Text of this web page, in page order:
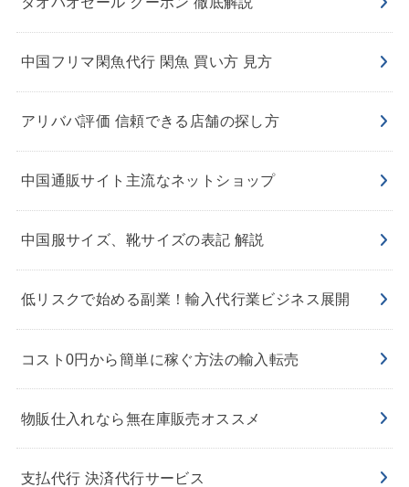
中国フリマ閑魚代行 閑魚 買い方 見方
アリババ評価 信頼できる店舗の探し方
中国通販サイト主流なネットショップ
中国服サイズ、靴サイズの表記 解説
低リスクで始める副業！輸入代行業ビジネス展開
コスト0円から簡単に稼ぐ方法の輸入転売
物販仕入れなら無在庫販売オススメ
支払代行 決済代行サービス